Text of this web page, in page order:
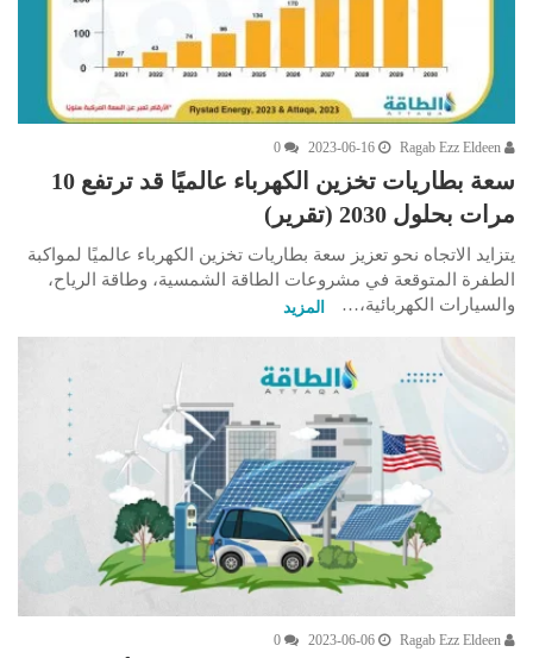
2023-06-16
0
سعة بطاريات تخزين الكهرباء عالميًا قد ترتفع 10
مرات بحلول 2030 (تقرير)
يتزايد الاتجاه نحو تعزيز سعة بطاريات تخزين الكهرباء عالميًا لمواكبة
الطفرة المتوقعة في مشروعات الطاقة الشمسية، وطاقة الرياح،
والسيارات الكهربائية،…
المزيد
2023-06-06
0